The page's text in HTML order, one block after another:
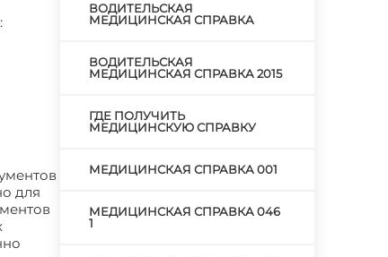
для
ВОДИТЕЛЬСКАЯ
МЕДИЦИНСКАЯ СПРАВКА
ВОДИТЕЛЬСКАЯ
МЕДИЦИНСКАЯ СПРАВКА 2015
ГДЕ ПОЛУЧИТЬ
МЕДИЦИНСКУЮ СПРАВКУ
МЕДИЦИНСКАЯ СПРАВКА 001
МЕДИЦИНСКАЯ СПРАВКА 046
1